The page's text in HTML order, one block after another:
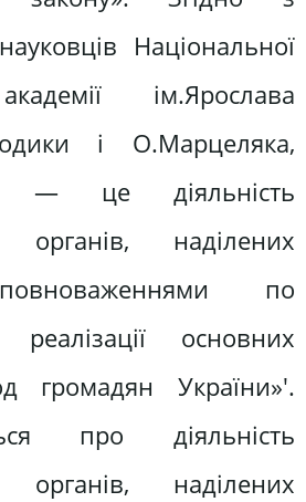
Національної
ім.Ярослава
і О.Марцеляка,
— це діяльність
органів, наділених
по
реалізації основних
громадян України»'.
про діяльність
органів, наділених